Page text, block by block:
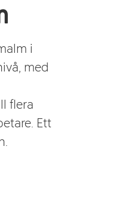
i
med
flera
Ett